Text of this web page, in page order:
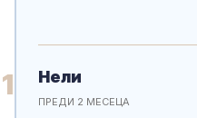
1 Нели
ПРЕДИ 2 МЕСЕЦА